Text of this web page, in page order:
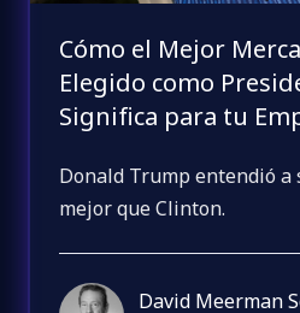
Cómo el Mejor
Elegido como
Significa para tu
Donald Trump entendió a
mejor que Clinton.
David Meerman